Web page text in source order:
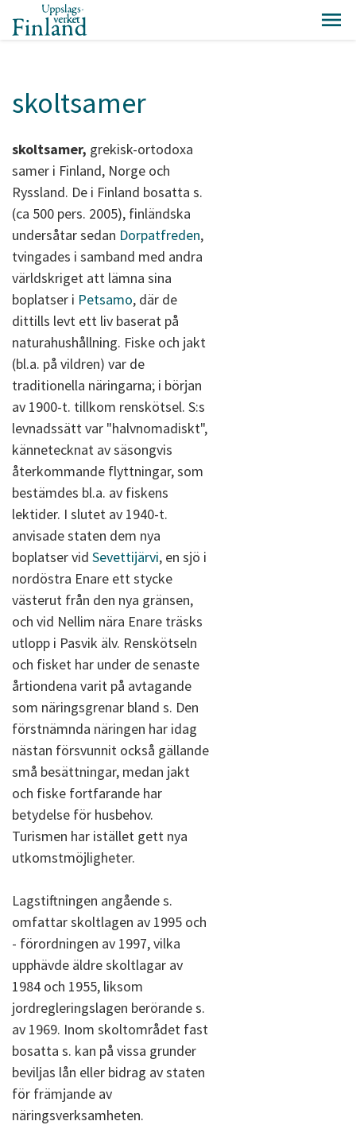
skoltsamer
skoltsamer, grekisk-ortodoxa
samer i Finland, Norge och
Ryssland. De i Finland bosatta s.
(ca 500 pers. 2005), finländska
undersåtar sedan Dorpatfreden,
tvingades i samband med andra
världskriget att lämna sina
boplatser i Petsamo, där de
dittills levt ett liv baserat på
naturahushållning. Fiske och jakt
(bl.a. på vildren) var de
traditionella näringarna; i början
av 1900-t. tillkom renskötsel. S:s
levnadssätt var "halvnomadiskt",
kännetecknat av säsongvis
återkommande flyttningar, som
bestämdes bl.a. av fiskens
lektider. I slutet av 1940-t.
anvisade staten dem nya
boplatser vid Sevettijärvi, en sjö i
nordöstra Enare ett stycke
västerut från den nya gränsen,
och vid Nellim nära Enare träsks
utlopp i Pasvik älv. Renskötseln
och fisket har under de senaste
årtiondena varit på avtagande
som näringsgrenar bland s. Den
förstnämnda näringen har idag
nästan försvunnit också gällande
små besättningar, medan jakt
och fiske fortfarande har
betydelse för husbehov.
Turismen har istället gett nya
utkomstmöjligheter.
Lagstiftningen angående s.
omfattar skoltlagen av 1995 och
- förordningen av 1997, vilka
upphävde äldre skoltlagar av
1984 och 1955, liksom
jordregleringslagen berörande s.
av 1969. Inom skoltområdet fast
bosatta s. kan på vissa grunder
beviljas lån eller bidrag av staten
för främjande av
näringsverksamheten.